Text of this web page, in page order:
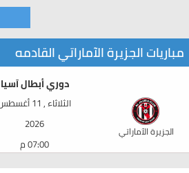
مباريات الجزيرة الآماراتي القادمه
دوري أبطال آسيا
الجزيرة الآماراتي
الثلاثاء , 11
2026
07:00 م